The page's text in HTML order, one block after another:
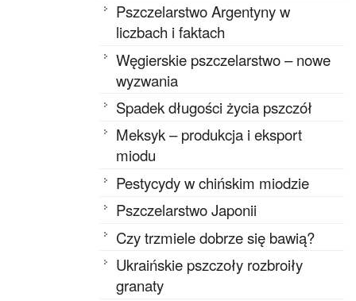
Pszczelarstwo Argentyny w
liczbach i faktach
Węgierskie pszczelarstwo – nowe
wyzwania
Spadek długości życia pszczół
Meksyk – produkcja i eksport
miodu
Pestycydy w chińskim miodzie
Pszczelarstwo Japonii
Czy trzmiele dobrze się bawią?
Ukraińskie pszczoły rozbroiły
granaty